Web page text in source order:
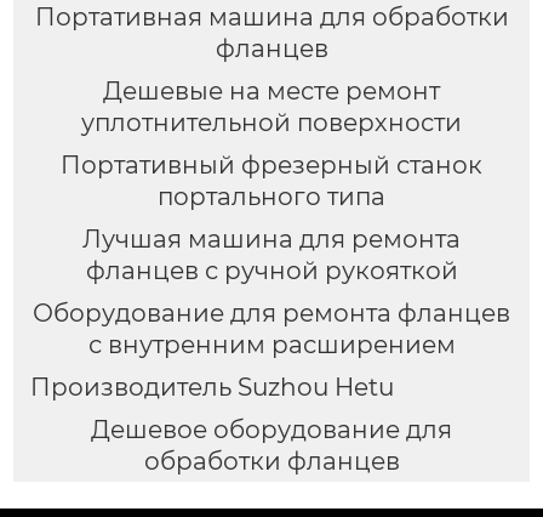
Портативная машина для обработки
фланцев
Дешевые на месте ремонт
уплотнительной поверхности
Портативный фрезерный станок
портального типа
Лучшая машина для ремонта
фланцев с ручной рукояткой
Оборудование для ремонта фланцев
с внутренним расширением
Производитель Suzhou Hetu
Дешевое оборудование для
обработки фланцев